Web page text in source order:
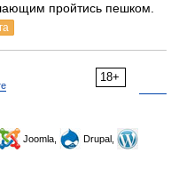
пройтись пешком.
18+
Joomla,
Drupal,